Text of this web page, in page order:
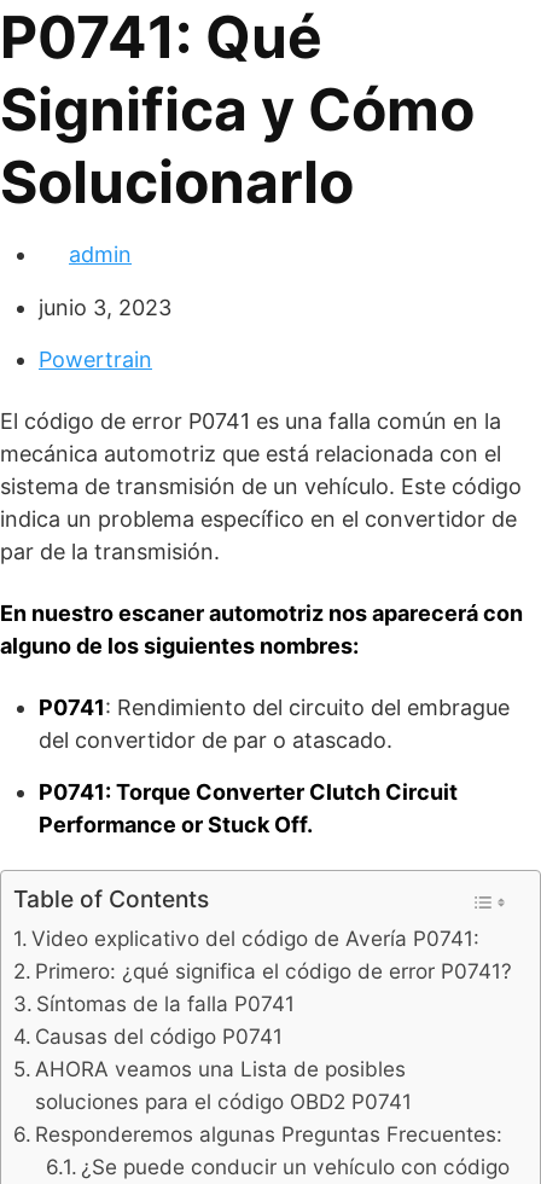
P0741: Qué
Significa y Cómo
Solucionarlo
admin
junio 3, 2023
Powertrain
El código de error P0741 es una falla común en la
mecánica automotriz que está relacionada con el
sistema de transmisión de un vehículo. Este código
indica un problema específico en el convertidor de
par de la transmisión.
En nuestro escaner automotriz nos aparecerá con
alguno de los siguientes nombres:
P0741: Rendimiento del circuito del embrague
del convertidor de par o atascado.
P0741: Torque Converter Clutch Circuit
Performance or Stuck Off.
Table of Contents
Video explicativo del código de Avería P0741:
Primero: ¿qué significa el código de error P0741?
Síntomas de la falla P0741
Causas del código P0741
AHORA veamos una Lista de posibles
soluciones para el código OBD2 P0741
Responderemos algunas Preguntas Frecuentes:
¿Se puede conducir un vehículo con código